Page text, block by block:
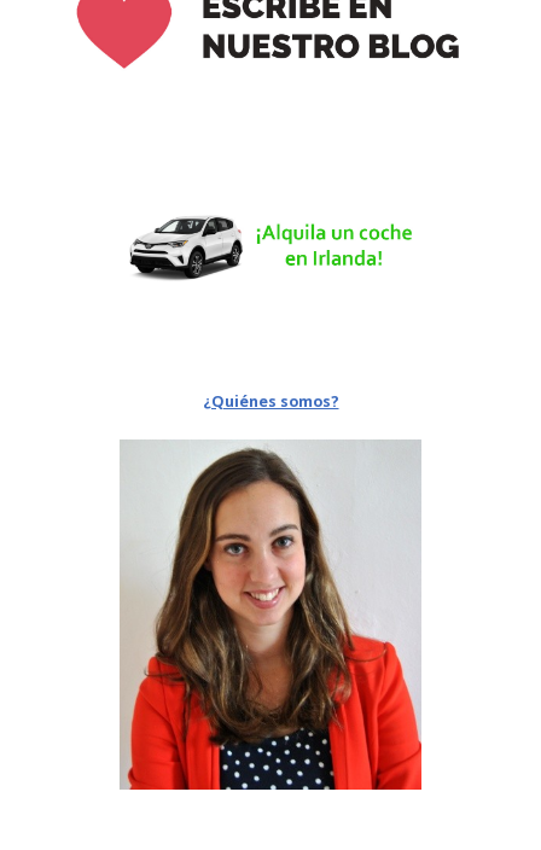
¿Quiénes somos?